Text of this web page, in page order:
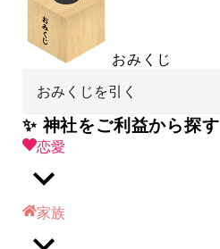
おみくじ
おみくじを引く
✨ 神社をご利益から探す
恋愛
家族